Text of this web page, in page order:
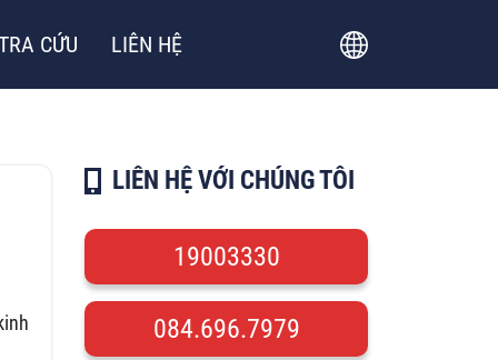
CỨU LIÊN HỆ
LIÊN HỆ VỚI CHÚNG TÔI
19003330
084.696.7979